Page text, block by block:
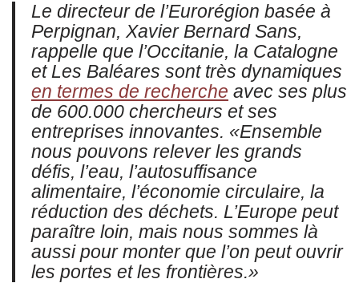
Le directeur de l’Eurorégion basée à
Perpignan, Xavier Bernard Sans,
rappelle que l’Occitanie, la Catalogne
et Les Baléares sont très dynamiques
en termes de recherche avec ses plus
de 600.000 chercheurs et ses
entreprises innovantes. «Ensemble
nous pouvons relever les grands
défis, l’eau, l’autosuffisance
alimentaire, l’économie circulaire, la
réduction des déchets. L’Europe peut
paraître loin, mais nous sommes là
aussi pour monter que l’on peut ouvrir
les portes et les frontières.»